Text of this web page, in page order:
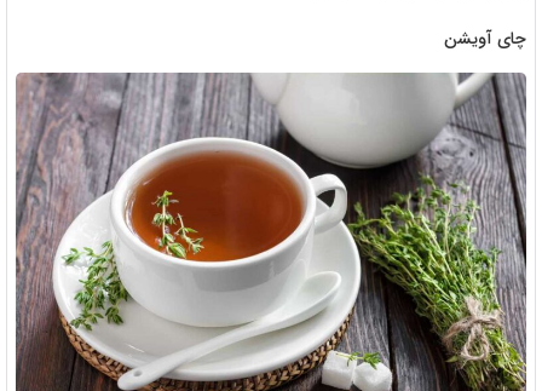
چای آویشن